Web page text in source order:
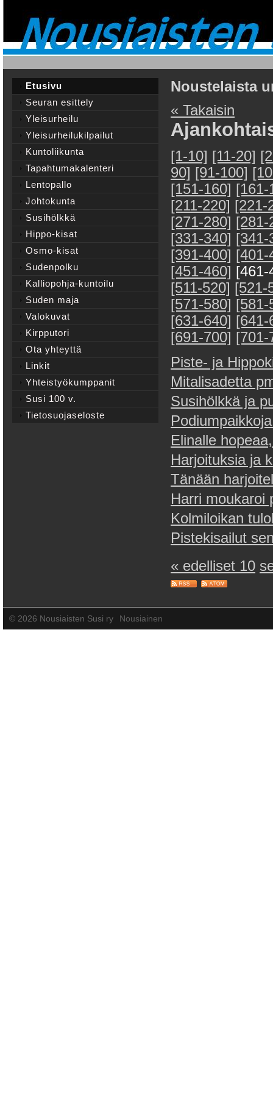
Noustelaista
« Takaisin
[1-10] [11-20]
90] [91-100]
[151-160] [161-
[211-220] [221-
[271-280] [281-
[331-340] [341-
[391-400] [401-
[451-460] [461-
[511-520] [521-
[571-580] [581-
[631-640] [641-
[691-700] [701-
Piste- ja
Mitalisadetta
Susihölkkä ja
Elinalle
Harjoituksia ja
Tänään
Harri moukaroi
Kolmiloikan
Pistekisailut
« edelliset 10
Etusivu
Seuran esittely
Yleisurheilu
Yleisurheilukilpailut
Kuntoliikunta
Tapahtumakalenteri
Lentopallo
Johtokunta
Susihölkkä
Hippo-kisat
Osmo-kisat
Sudenpolku
Kalliopohja-kuntoilu
Suden maja
Valokuvat
Kirpputori
Ota yhteyttä
Linkit
Yhteistyökumppanit
Susi 100 v.
Tietosuojaseloste
© 2026 Nousiaisten Susi ry Nousiainen